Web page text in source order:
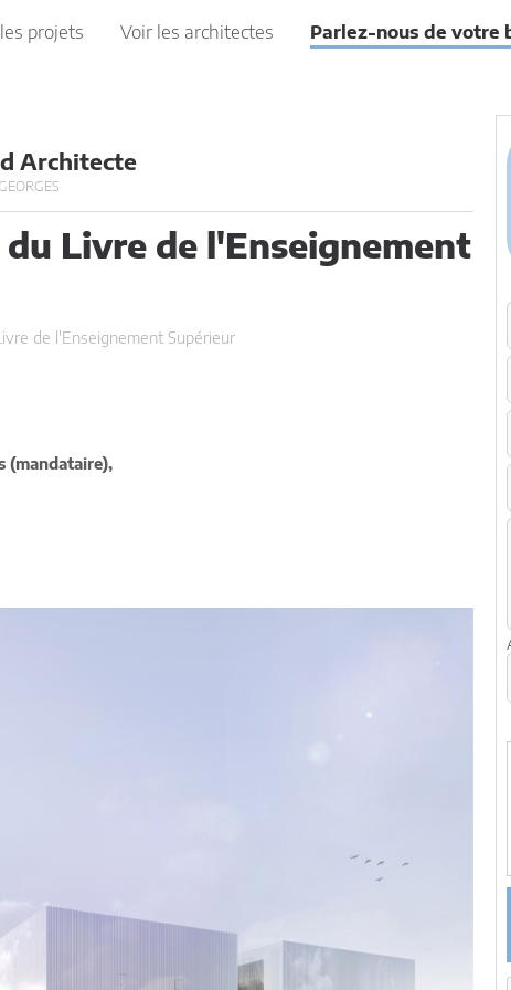
projets Voir les architectes Parlez-nous de votre
Architecte
Livre de l'Enseignement
de l'Enseignement Supérieur
(mandataire),